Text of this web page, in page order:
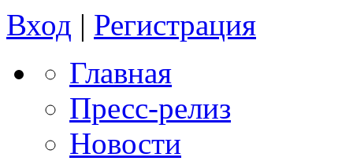
Вход | Регистрация
Главная
Пресс-релиз
Новости